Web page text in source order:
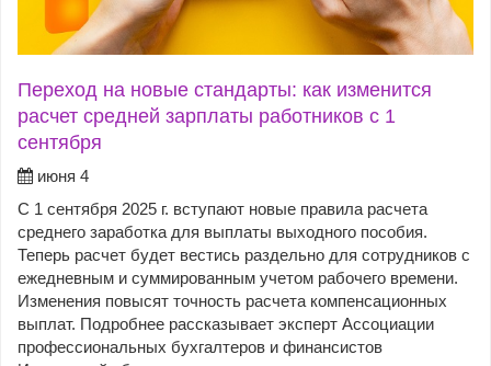
Переход на новые стандарты: как изменится
расчет средней зарплаты работников с 1
сентября
июня 4
С 1 сентября 2025 г. вступают новые правила расчета
среднего заработка для выплаты выходного пособия.
Теперь расчет будет вестись раздельно для сотрудников с
ежедневным и суммированным учетом рабочего времени.
Изменения повысят точность расчета компенсационных
выплат. Подробнее рассказывает эксперт Ассоциации
профессиональных бухгалтеров и финансистов